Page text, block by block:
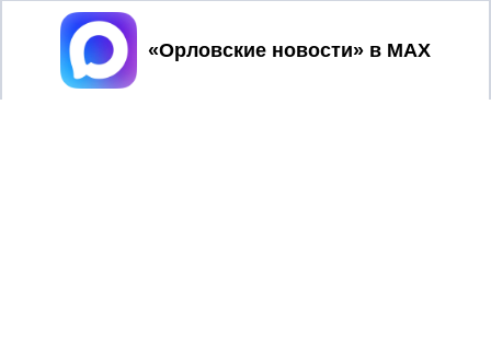
Принять